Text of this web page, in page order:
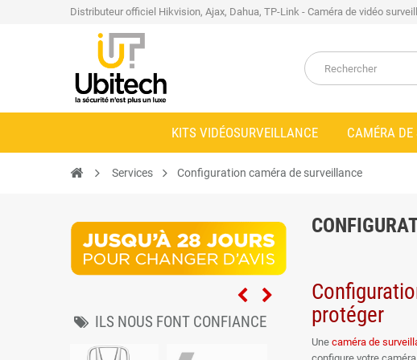
Distributeur officiel Hikvision, Ajax, Dahua, TP-Link - Caméra de vidéo
KITS VIDÉOSURVEILLANCE CAMÉRA
Services Configuration caméra de surveillance
protéger
Une caméra de
ILS NOUS FONT CONFIANCE